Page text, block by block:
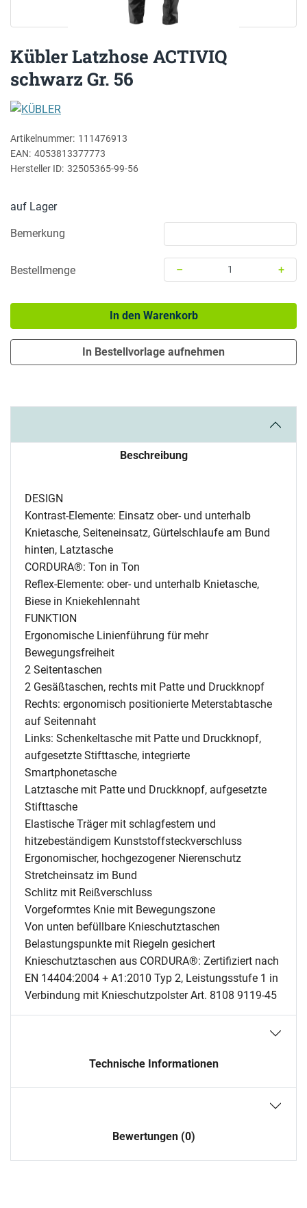
Kübler Latzhose ACTIVIQ
schwarz Gr. 56
Artikelnummer: 111476913
EAN: 4053813377773
Hersteller ID: 32505365-99-56
auf Lager
Bemerkung
Bestellmenge –
+
In den Warenkorb
In Bestellvorlage aufnehmen
Beschreibung
DESIGN
Kontrast-Elemente: Einsatz ober- und unterhalb
Knietasche, Seiteneinsatz, Gürtelschlaufe am Bund
hinten, Latztasche
CORDURA®: Ton in Ton
Reflex-Elemente: ober- und unterhalb Knietasche,
Biese in Kniekehlennaht
FUNKTION
Ergonomische Linienführung für mehr
Bewegungsfreiheit
2 Seitentaschen
2 Gesäßtaschen, rechts mit Patte und Druckknopf
Rechts: ergonomisch positionierte Meterstabtasche
auf Seitennaht
Links: Schenkeltasche mit Patte und Druckknopf,
aufgesetzte Stifttasche, integrierte
Smartphonetasche
Latztasche mit Patte und Druckknopf, aufgesetzte
Stifttasche
Elastische Träger mit schlagfestem und
hitzebeständigem Kunststoffsteckverschluss
Ergonomischer, hochgezogener Nierenschutz
Stretcheinsatz im Bund
Schlitz mit Reißverschluss
Vorgeformtes Knie mit Bewegungszone
Von unten befüllbare Knieschutztaschen
Belastungspunkte mit Riegeln gesichert
Knieschutztaschen aus CORDURA®: Zertifiziert nach
EN 14404:2004 + A1:2010 Typ 2, Leistungsstufe 1 in
Verbindung mit Knieschutzpolster Art. 8108 9119-45
Technische Informationen
Bewertungen (0)